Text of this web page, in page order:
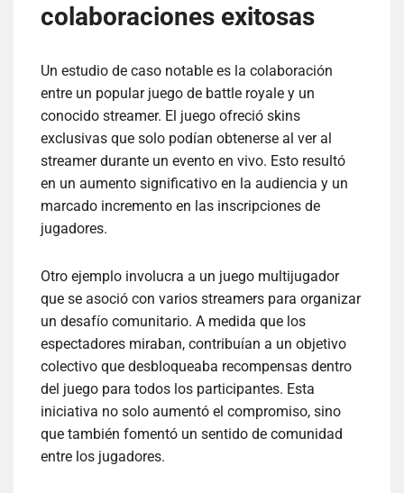
colaboraciones exitosas
Un estudio de caso notable es la colaboración
entre un popular juego de battle royale y un
conocido streamer. El juego ofreció skins
exclusivas que solo podían obtenerse al ver al
streamer durante un evento en vivo. Esto resultó
en un aumento significativo en la audiencia y un
marcado incremento en las inscripciones de
jugadores.
Otro ejemplo involucra a un juego multijugador
que se asoció con varios streamers para organizar
un desafío comunitario. A medida que los
espectadores miraban, contribuían a un objetivo
colectivo que desbloqueaba recompensas dentro
del juego para todos los participantes. Esta
iniciativa no solo aumentó el compromiso, sino
que también fomentó un sentido de comunidad
entre los jugadores.